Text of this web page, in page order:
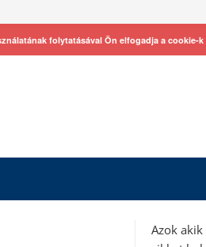
Azok
folytatásával Ön elfogadja a cookie-